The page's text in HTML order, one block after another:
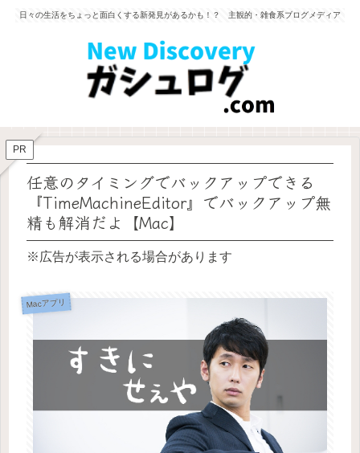
日々の生活をちょっと面白くする新発見があるかも！？ 主観的・雑食系ブログメディア
PR
任意のタイミングでバックアップできる
『TimeMachineEditor』でバックアップ無
精も解消だよ【Mac】
※広告が表示される場合があります
Macアプリ